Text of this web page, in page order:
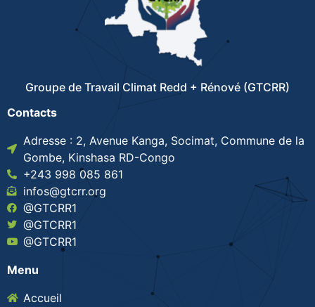
Groupe de Travail Climat Redd + Rénové (GTCRR)
Contacts
Adresse : 2, Avenue Kanga, Socimat, Commune de la
Gombe, Kinshasa RD-Congo
+243 998 085 861
infos@gtcrr.org
@GTCRR1
@GTCRR1
@GTCRR1
Menu
Accueil